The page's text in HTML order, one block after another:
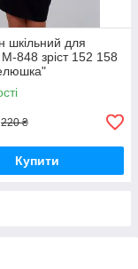
шкільний для
М-848 зріст 152 158
220 ₴
Купити